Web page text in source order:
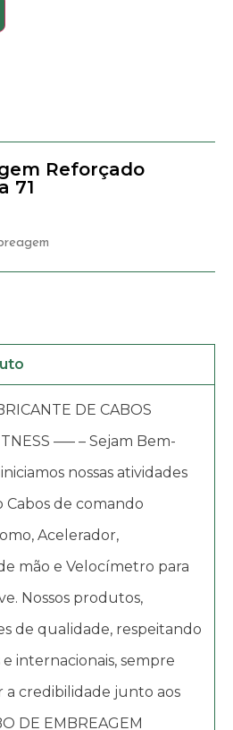
Reforçado
71
DE CABOS
—– – Sejam Bem-
nossas atividades
Cabos de comando
Acelerador,
mão e Velocímetro para
Nossos produtos,
de qualidade, respeitando
e internacionais, sempre
credibilidade junto aos
DE EMBREAGEM